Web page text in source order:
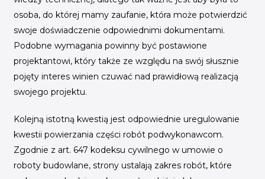
osoba, do której mamy zaufanie, która może potwierdzić
swoje doświadczenie odpowiednimi dokumentami.
Podobne wymagania powinny być postawione
projektantowi, który także ze względu na swój słusznie
pojęty interes winien czuwać nad prawidłową realizacją
swojego projektu.
Kolejną istotną kwestią jest odpowiednie uregulowanie
kwestii powierzania części robót podwykonawcom.
Zgodnie z art. 647 kodeksu cywilnego w umowie o
roboty budowlane, strony ustalają zakres robót, które